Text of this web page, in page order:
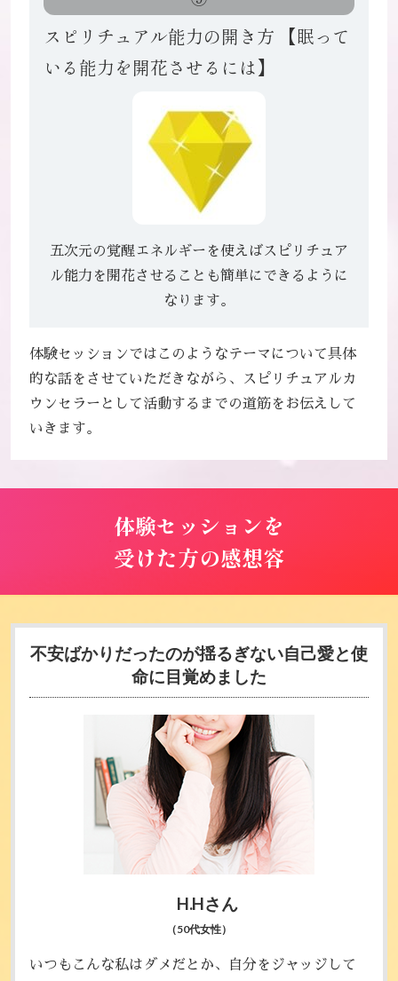
スピリチュアル能力の開き方 【眠って
いる能力を開花させるには】
五次元の覚醒エネルギーを使えばスピリチュア
ル能力を 開花させることも簡単にできるように
なります。
体験セッションではこのようなテーマについて具体
的な話をさせていただきながら、スピリチュアルカ
ウンセラーとして活動するまでの道筋をお伝えして
いきます。
体験セッションを
受けた方の感想容
不安ばかりだったのが揺るぎない自己愛と使
命に目覚めました
H.Hさん
（50代女性）
いつもこんな私はダメだとか、自分をジャッジして